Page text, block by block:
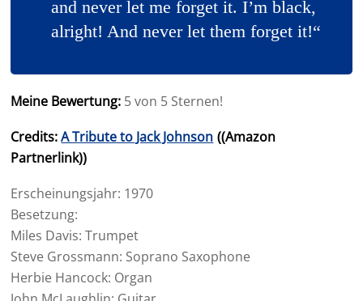
and never let me forget it. I’m black,
alright! And never let them forget it!“
Meine Bewertung: 5 von 5 Sternen!
Credits:A Tribute to Jack Johnson ((Amazon
Partnerlink))
Erscheinungsjahr: 1970
Besetzung:
Miles Davis: Trumpet
Steve Grossmann: Soprano Saxophone
Herbie Hancock: Organ